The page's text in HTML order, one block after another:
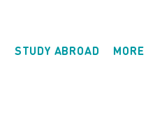
STUDY ABROAD MORE